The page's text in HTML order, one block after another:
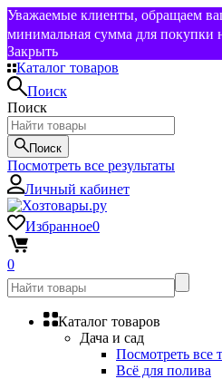
Уважаемые клиенты, обращаем
минимальная сумма для покупки
Закрыть
Каталог товаров
Поиск
Поиск
Поиск
Посмотреть все результаты
Личный кабинет
Избранное0
0
Каталог товаров
Дача и сад
Посмотреть все
Всё для полива